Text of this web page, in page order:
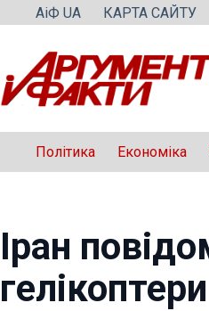
Перейти
вмісту
АіФ UA КАРТА САЙТУ
Політика Економіка
Іран